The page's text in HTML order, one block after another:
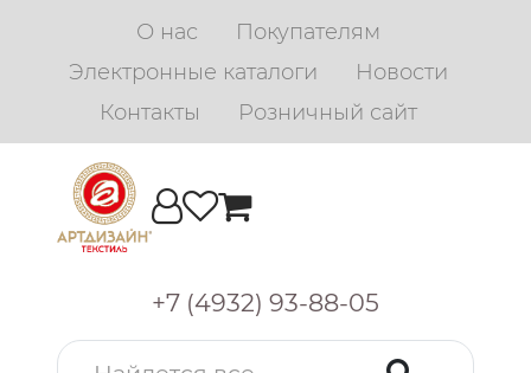
О нас
Покупателям
Электронные каталоги
Новости
Контакты
Розничный сайт
+7 (4932) 93-88-05